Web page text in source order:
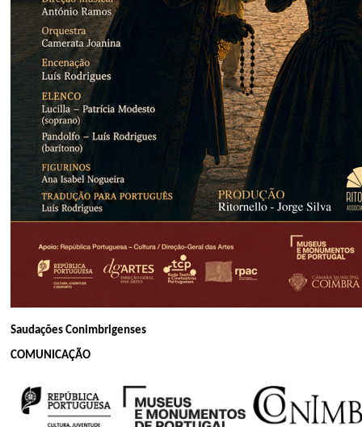
Saudações Conimbrigenses
COMUNICAÇÃO